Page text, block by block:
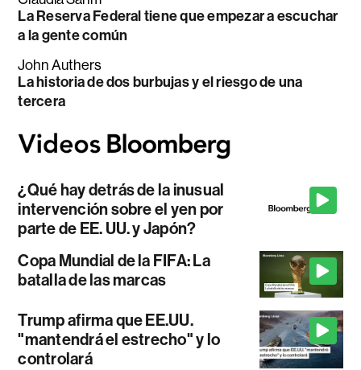
La Reserva Federal tiene que empezar a escuchar
a la gente común
John Authers
La historia de dos burbujas y el riesgo de una
tercera
¿Qué hay detrás de la inusual
intervención sobre el yen por
parte de EE. UU. y Japón?
Copa Mundial de la FIFA: La
batalla de las marcas
Trump afirma que EE.UU.
"mantendrá el estrecho" y lo
controlará